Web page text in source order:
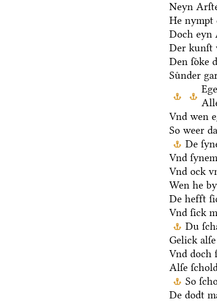
Neyn
He nympt
Doch eyn
Der
Den ſoͤke
Suͤnder
Vnd wen
So weer
De
Vnd
Vnd ock
Wen he
De hefft
Vnd ſick
Du
Gelick
Vnd doch
Alſe
So
De dodt